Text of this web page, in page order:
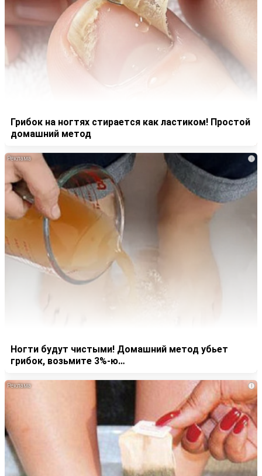
Грибок на ногтях стирается как ластиком! Простой
домашний метод
i
Ногти будут чистыми! Домашний метод убьет
грибок, возьмите 3%-ю…
i